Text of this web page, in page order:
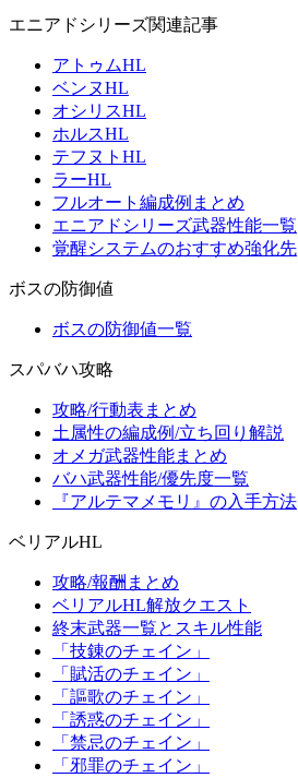
エニアドシリーズ関連記事
アトゥムHL
ベンヌHL
オシリスHL
ホルスHL
テフヌトHL
ラーHL
フルオート編成例まとめ
エニアドシリーズ武器性能一覧
覚醒システムのおすすめ強化先
ボスの防御値
ボスの防御値一覧
スパバハ攻略
攻略/行動表まとめ
土属性の編成例/立ち回り解説
オメガ武器性能まとめ
バハ武器性能/優先度一覧
『アルテマメモリ』の入手方法
ベリアルHL
攻略/報酬まとめ
ベリアルHL解放クエスト
終末武器一覧とスキル性能
「技錬のチェイン」
「賦活のチェイン」
「謳歌のチェイン」
「誘惑のチェイン」
「禁忌のチェイン」
「邪罪のチェイン」